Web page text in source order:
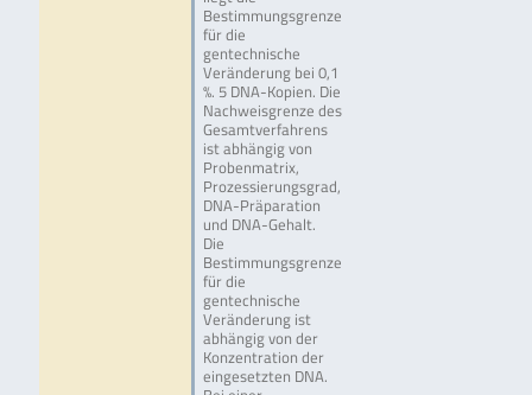
Bestimmungsgrenze
für die
gentechnische
Veränderung bei 0,1
%. 5 DNA-Kopien. Die
Nachweisgrenze des
Gesamtverfahrens
ist abhängig von
Probenmatrix,
Prozessierungsgrad,
DNA-Präparation
und DNA-Gehalt.
Die
Bestimmungsgrenze
für die
gentechnische
Veränderung ist
abhängig von der
Konzentration der
eingesetzten DNA.